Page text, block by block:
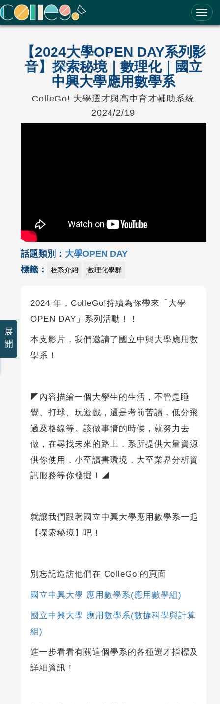
ColleGo! 大學選才與高中育才輔助系統
【2024大學OPEN DAY系列影
音】探索秘境｜數理化｜國立
中興大學應用數學系
ColleGo! 大學選才與高中育才輔助系統
2024/2/19
話題類別： 大學OPEN DAY
標籤：
校系介紹 數理化學群
2024 年，ColleGo!持續為你帶來「大學
OPEN DAY」系列活動！！
本支影片，我們邀請了國立中興大學應用數
學系！
◤內容描繪一個大學生的生活，不管是睡
覺、打球、玩遊戲，還是考前苦讀，低分飛
過及格線等。該做事情的時候，就努力去
做，在尋找未來的路上，系所提供大量資源
供你使用，小至讀書環境，大至業界分析資
訊服務等你發掘！◢
就讓我們跟著國立中興大學應用數學系一起
【探索秘境】吧！
別忘記造訪他們在 ColleGo!的頁面
國立中興大學 應用數學系(應用數學組)
國立中興大學 應用數學系(數據科學與計算
組)
進一步看看有關這個學系的各種選才指標及
詳細資訊！
展
開